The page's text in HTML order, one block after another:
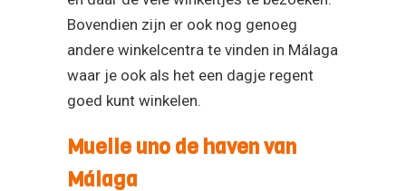
Muelle uno de haven van
Málaga